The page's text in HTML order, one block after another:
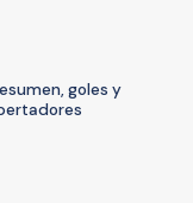
goles y